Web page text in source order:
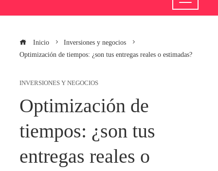
Inicio
Inversiones y negocios
Optimización de tiempos: ¿son tus entregas reales o estimadas?
INVERSIONES Y NEGOCIOS
Optimización de
tiempos: ¿son tus
entregas reales o